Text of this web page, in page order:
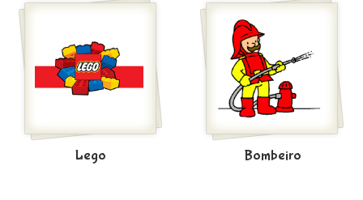
Lego Bombeiro